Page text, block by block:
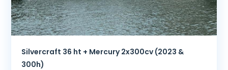
Silvercraft 36 ht + Mercury 2x300cv (2023 &
300h)